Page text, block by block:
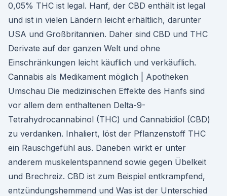
0,05% THC ist legal. Hanf, der CBD enthält ist legal
und ist in vielen Ländern leicht erhältlich, darunter
USA und Großbritannien. Daher sind CBD und THC
Derivate auf der ganzen Welt und ohne
Einschränkungen leicht käuflich und verkäuflich.
Cannabis als Medikament möglich | Apotheken
Umschau Die medizinischen Effekte des Hanfs sind
vor allem dem enthaltenen Delta-9-
Tetrahydrocannabinol (THC) und Cannabidiol (CBD)
zu verdanken. Inhaliert, löst der Pflanzenstoff THC
ein Rauschgefühl aus. Daneben wirkt er unter
anderem muskelentspannend sowie gegen Übelkeit
und Brechreiz. CBD ist zum Beispiel entkrampfend,
entzündungshemmend und Was ist der Unterschied